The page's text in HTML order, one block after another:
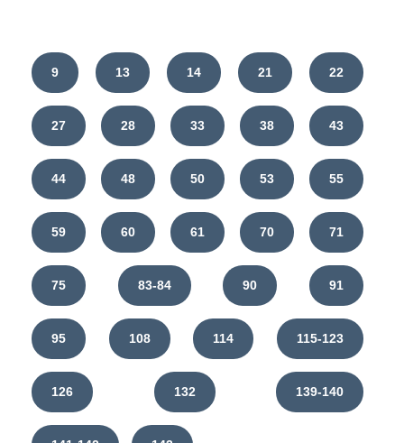
9 13 14 21 22
27 28 33 38 43
44 48 50 53 55
59 60 61 70 71
75 83-84 90 91
95 108 114 115-123
126 132 139-140